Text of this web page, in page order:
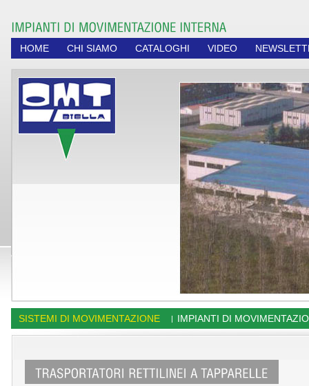
HOME CHI SIAMO CATALOGHI VIDEO
SISTEMI DI MOVIMENTAZIONE | IMPIANTI DI